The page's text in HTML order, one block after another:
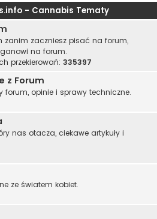
- Cannabis Tematy
zanim zaczniesz pisać na forum,
na forum.
przekierowań: 335397
z Forum
forum, opinie i sprawy techniczne.
nas otacza, ciekawe artykuły i
ze światem kobiet.